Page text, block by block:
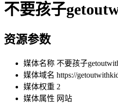
不要孩子
资源参数
媒体名称 不要孩子
媒体域名 https://
媒体权重 2
媒体属性 网站